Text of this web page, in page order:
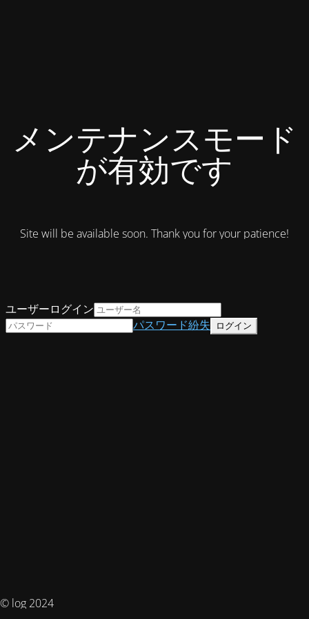
メンテナンスモード
が有効です
Site will be available soon. Thank you for your patience!
© log 2024
ユーザーログイン
パスワード紛失